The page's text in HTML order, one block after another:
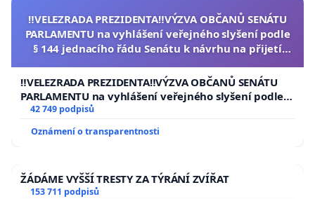
‼️VELEZRADA PREZIDENTA‼️VÝZVA OBČANŮ SENÁTU
PARLAMENTU na vyhlášení veřejného slyšení podle
§ 144 jednacího řádu Senátu k návrhu na přijetí
republiky
‼️VELEZRADA PREZIDENTA‼️VÝZVA OBČANŮ SENÁTU
PARLAMENTU na vyhlášení veřejného slyšení podle §
144 jednacího řádu Senátu k návrhu na přijetí
usnesení k podání ústavní žaloby na prezidenta
republiky
42 749 podpisů
Oznámení o transparentnosti
ŽÁDÁME VYŠŠÍ TRESTY ZA TÝRÁNÍ ZVÍŘAT
153 711 podpisů